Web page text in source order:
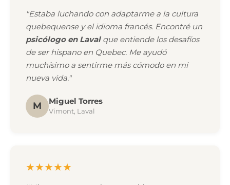
"Estaba luchando con adaptarme a la cultura
quebequense y el idioma francés. Encontré un
psicólogo en Lavalque entiende los desafíos
de ser hispano en Quebec. Me ayudó
muchísimo a sentirme más cómodo en mi
nueva vida."
M Miguel Torres
Vimont, Laval
★★★★★